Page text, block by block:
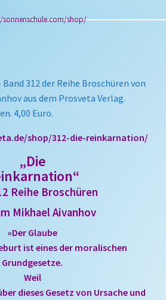
shop/
shop/312-die-reinkarnation/
„Die
Reihe Broschüren
Mikhael Aivanhov
»Der Glaube
ist eines der moralischen
Grundgesetze.
Weil
dieses Gesetz von Ursache und